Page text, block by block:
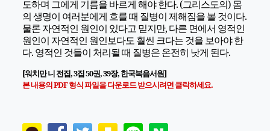
도하며 그에게 기름을 바르게 해야 한다. (그리스도의) 몸
의 생명이 여러분에게 흐를 때 질병이 제해짐을 볼 것이다.
물론 자연적인 원인이 있다고 믿지만, 다른 면에서 영적인
원인이 자연적인 원인보다도 훨씬 크다는 것을 보아야 한
다. 영적인 것들이 처리될 때 질병은 온전히 낫게 된다.
[워치만 니 전집, 3집 50권, 39장, 한국복음서원]
본 내용의 PDF 형식 파일을 다운로드 받으시려면 클릭하세요.